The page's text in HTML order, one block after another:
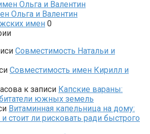
Ольга и Валентин
имен 0
Совместимость Натальи и
Совместимость имен Кирилл и
к записи Капские вараны:
южных земель
Витаминная капельница на дому:
стоит ли рисковать ради быстрого